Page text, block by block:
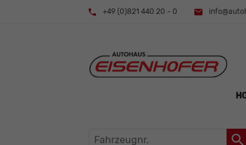
+49 (0)821 440 20 - 0
Fahrzeugnr.